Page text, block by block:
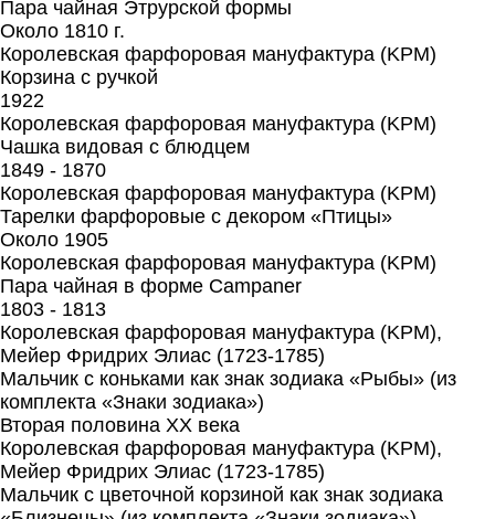
Пара чайная Этрурской формы
Около 1810 г.
Королевская фарфоровая мануфактура (KPM)
Корзина с ручкой
1922
Королевская фарфоровая мануфактура (KPM)
Чашка видовая с блюдцем
1849 - 1870
Королевская фарфоровая мануфактура (KPM)
Тарелки фарфоровые с декором «Птицы»
Около 1905
Королевская фарфоровая мануфактура (KPM)
Пара чайная в форме Campaner
1803 - 1813
Королевская фарфоровая мануфактура (KPM),
Мейер Фридрих Элиас (1723-1785)
Мальчик с коньками как знак зодиака «Рыбы» (из
комплекта «Знаки зодиака»)
Вторая половина XX века
Королевская фарфоровая мануфактура (KPM),
Мейер Фридрих Элиас (1723-1785)
Мальчик с цветочной корзиной как знак зодиака